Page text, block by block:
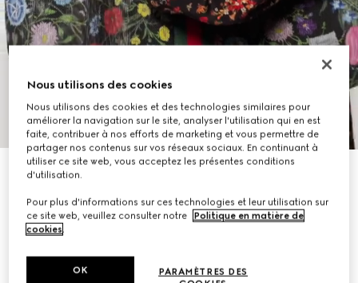
10
À personnaliser avec vos initiales
Cabas Gucci Giglio grand format è motif Flora
€ 2.200
Déclinaisonsrésille noir et multicolore à imprimé Flora
Nous utilisons des cookies
Nous utilisons des cookies et des technologies similaires pour
améliorer la navigation sur le site, analyser l'utilisation qui en est
faite, contribuer à nos efforts de marketing et vous permettre de
partager nos contenus sur vos réseaux sociaux. En continuant à
utiliser ce site web, vous acceptez les présentes conditions
d'utilisation.
Pour plus d'informations sur ces technologies et leur utilisation sur
ce site web, veuillez consulter notre
Politique en matière de
cookies.
PARAMÈTRES DES
OK